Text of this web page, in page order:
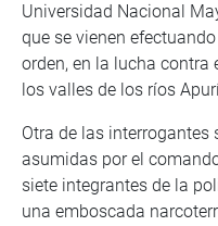
Universidad Nacional
que se vienen
orden, en la lucha contra
los valles de los ríos
Otra de las
asumidas por el
siete integrantes de la
una emboscada